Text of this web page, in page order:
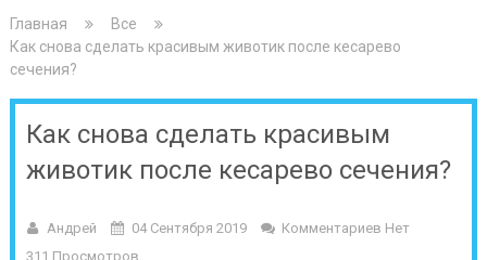
Главная
Все
Как снова сделать красивым животик после кесарево
сечения?
Как снова сделать красивым
животик после кесарево сечения?
Андрей 04 Сентября 2019
Комментариев Нет
311 Просмотров